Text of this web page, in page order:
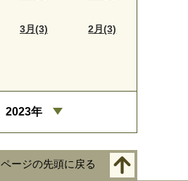
3月(3) 2月(3)
2023年
ページの先頭に戻る